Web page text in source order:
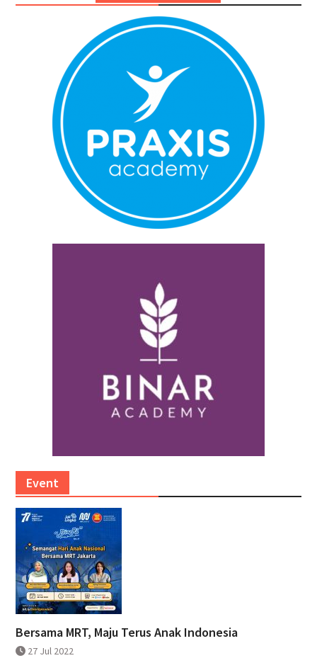
Event
Bersama MRT, Maju Terus Anak Indonesia
27 Jul 2022